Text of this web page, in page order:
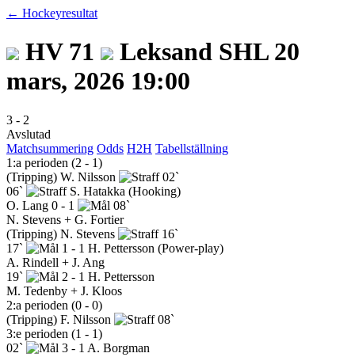
← Hockeyresultat
HV 71 Leksand SHL 20
mars, 2026 19:00
3 - 2
Avslutad
Matchsummering Odds H2H Tabellställning
1:a perioden (2 - 1)
(Tripping) W. Nilsson
02`
06`
S. Hatakka (Hooking)
O. Lang 0 - 1
08`
N. Stevens + G. Fortier
(Tripping) N. Stevens
16`
17`
1 - 1 H. Pettersson (Power-play)
A. Rindell + J. Ang
19`
2 - 1 H. Pettersson
M. Tedenby + J. Kloos
2:a perioden (0 - 0)
(Tripping) F. Nilsson
08`
3:e perioden (1 - 1)
02`
3 - 1 A. Borgman